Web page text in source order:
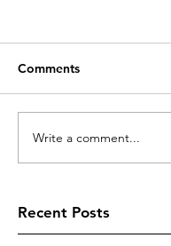
Comments
Write a comment...
Recent Posts